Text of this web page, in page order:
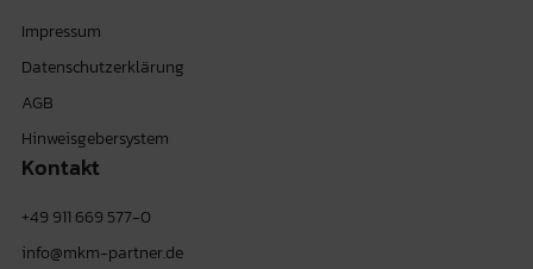
Impressum
Datenschutzerklärung
AGB
Hinweisgebersystem
Kontakt
+49 911 669 577-0
info@mkm-partner.de